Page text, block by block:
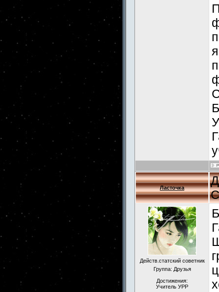
Ласточка
Действ.статский советник
Группа: Друзья
Достижения:
Учитель УРР